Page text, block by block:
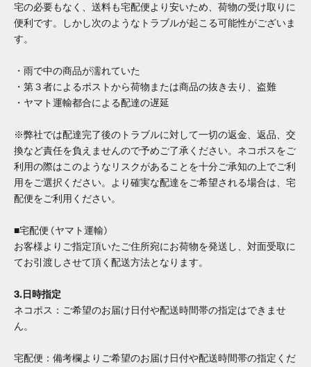
宅の必要もなく、送料も宅配便より安いため、荷物の受け取りに
便利です。しかし次のようなトラブルが起こる可能性がございま
す。
・雨で中の商品が濡れていた
・第３者によるポストから荷物または商品の抜き去り、盗難
・ヤマト運輸都合による配達の遅延
※弊社では配達完了後のトラブルに対して一切の返金、返品、交
換など責任を負えませんので予めご了承ください。ネコポスをご
利用の際はこのようなリスクがあることを十分ご承知の上でご利
用をご選択ください。より確実な配達をご希望される場合は、宅
配便をご利用ください。
■宅配便 (ヤマト運輸)
お客様よりご指定頂いたご住所宛にお荷物を発送し、対面受取に
てお引渡しさせて頂く配送方法となります。
3.日時指定
ネコポス：ご希望のお届け日付や配送時間帯の指定はできませ
ん。
宅配便：備考欄よりご希望のお届け日付や配送時間帯の指定くだ